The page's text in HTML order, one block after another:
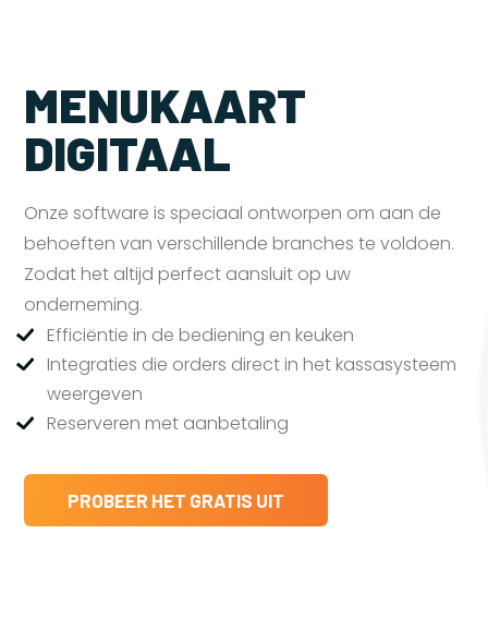
MENUKAART
DIGITAAL
Onze software is speciaal ontworpen om aan de
behoeften van verschillende branches te voldoen.
Zodat het altijd perfect aansluit op uw
onderneming.
Efficiëntie in de bediening en keuken
Integraties die orders direct in het kassasysteem
weergeven
Reserveren met aanbetaling
PROBEER HET GRATIS UIT